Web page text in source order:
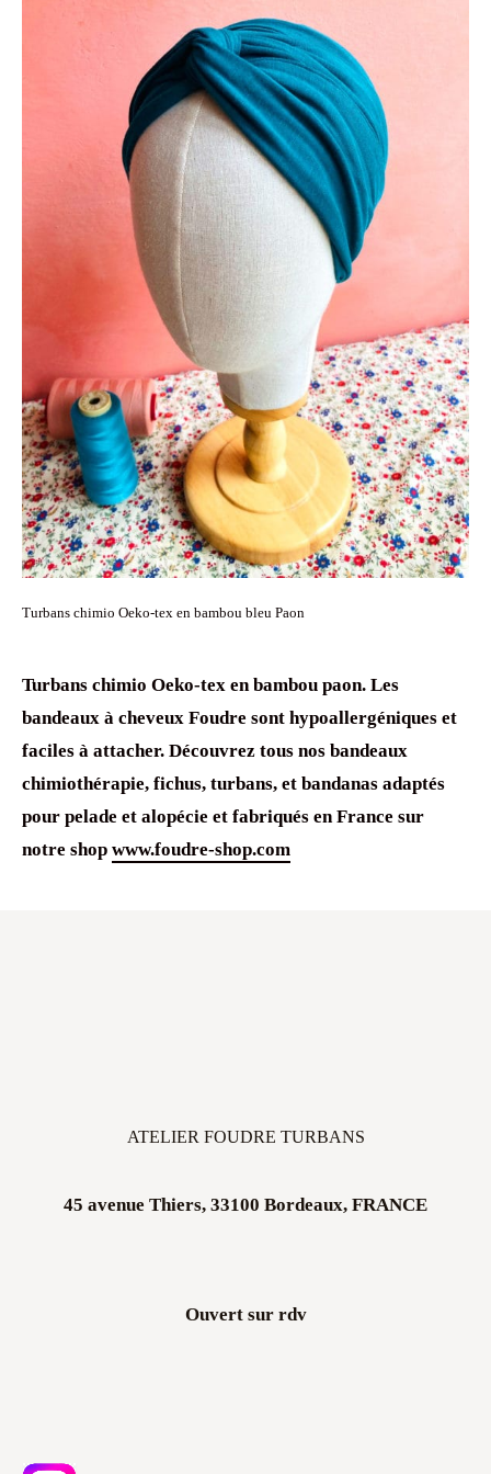
Turbans chimio Oeko-tex en bambou bleu Paon
Turbans chimio Oeko-tex enbambou paon. Les
bandeaux à cheveux Foudre sont hypoallergéniques et
faciles à attacher. Découvrez tous nos bandeaux
chimiothérapie, fichus, turbans, et bandanas adaptés
pour pelade et alopécie et fabriqués en France sur
notre shop www.foudre-shop.com
ATELIER FOUDRE TURBANS
45 avenue Thiers, 33100 Bordeaux, FRANCE
Ouvert sur rdv